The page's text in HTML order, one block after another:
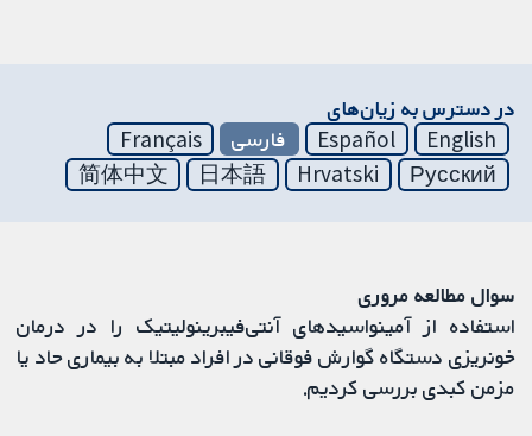
در دسترس به زیان‌های
English
Español فارسی
Français
Русский
Hrvatski
日本語
简体中文
سوال مطالعه مروری
استفاده از آمینواسیدهای آنتی‌فیبرینولیتیک را در درمان
خونریزی دستگاه گوارش فوقانی در افراد مبتلا به بیماری حاد یا
مزمن کبدی بررسی کردیم.